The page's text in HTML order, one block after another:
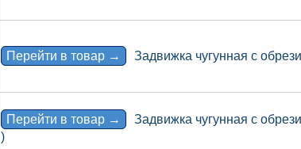
Перейти в товар → Задвижка чугунная с
Перейти в товар →
Задвижка чугунная с
)